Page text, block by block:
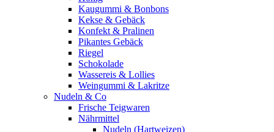
Kaugummi & Bonbons
Kekse & Gebäck
Konfekt & Pralinen
Pikantes Gebäck
Riegel
Schokolade
Wassereis & Lollies
Weingummi & Lakritze
Nudeln & Co
Frische Teigwaren
Nährmittel
Nudeln (Hartweizen)